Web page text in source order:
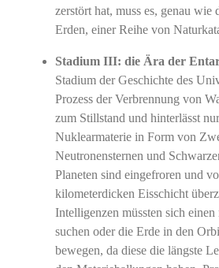
zerstört hat, muss es, genau wie
Erden, einer Reihe von
Stadium III: die Ära der
Stadium der Geschichte des
Prozess der Verbrennung von
zum Stillstand und hinterlässt
Nuklearmaterie in Form von
Neutronensternen und
Planeten sind eingefroren und
kilometerdicken Eisschicht
Intelligenzen müssten sich
suchen oder die Erde in den
bewegen, da diese die längste